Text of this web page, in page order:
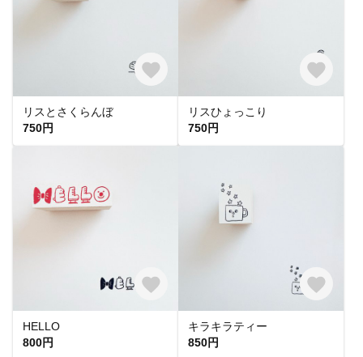
リスとさくらんぼ
750円
リスひょっこり
750円
HELLO
800円
キラキラティー
850円